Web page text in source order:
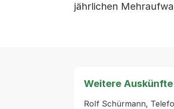
jährlichen
Weitere Auskünfte
Rolf Schürmann,